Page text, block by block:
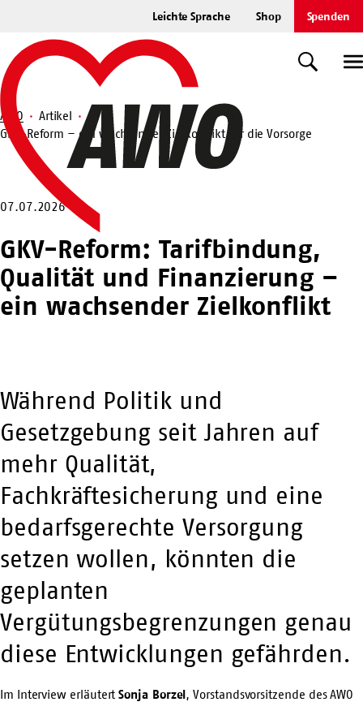
springen
Leichte Sprache Shop Spenden
Startseite
Suche
Suche
AWO
Artikel
GKV-Reform – ein wachsender Zielkonflikt für die Vorsorge
07.07.2026
GKV-Reform: Tarifbindung,
Qualität und Finanzierung –
ein wachsender Zielkonflikt
Während Politik und
Gesetzgebung seit Jahren auf
mehr Qualität,
Fachkräftesicherung und eine
bedarfsgerechte Versorgung
setzen wollen, könnten die
geplanten
Vergütungsbegrenzungen genau
diese Entwicklungen gefährden.
Im Interview erläutertSonja Borzel, Vorstandsvorsitzende desAWO